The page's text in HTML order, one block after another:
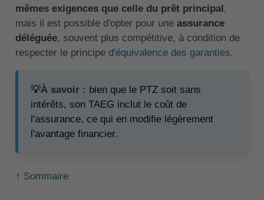
mêmes exigences que celle du prêt principal,
mais il est possible d'opter pour une assurance
déléguée, souvent plus compétitive, à condition de
respecter le principe d'équivalence des garanties.
💡À savoir : bien que le PTZ soit sans
intérêts, son TAEG inclut le coût de
l'assurance, ce qui en modifie légèrement
l'avantage financier.
↑ Sommaire